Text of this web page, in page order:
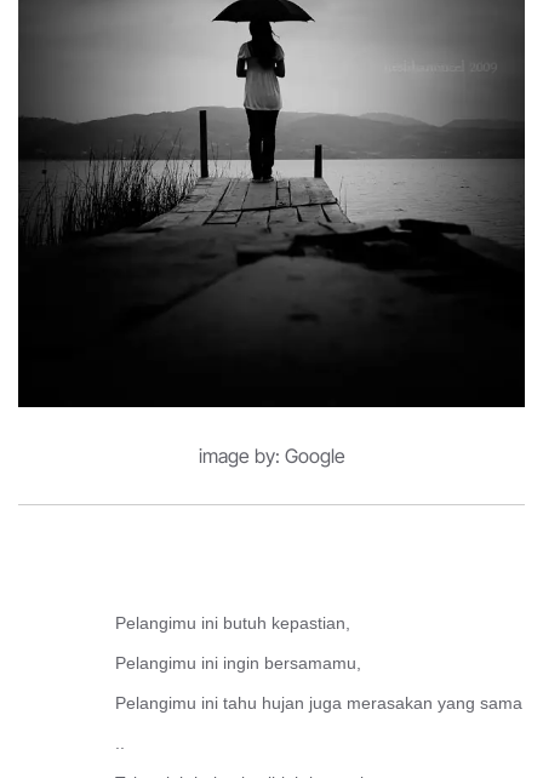
image by: Google
Pelangimu ini butuh kepastian,
Pelangimu ini ingin bersamamu,
Pelangimu ini tahu hujan juga merasakan yang sama